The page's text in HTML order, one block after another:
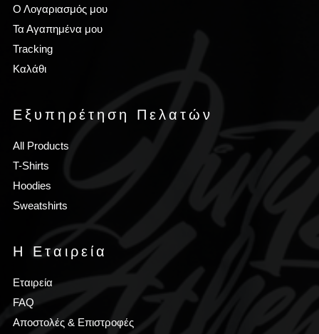
Ο Λογαριασμός μου
Τα Αγαπημένα μου
Tracking
Καλάθι
Εξυπηρέτηση Πελατών
All Products
T-Shirts
Hoodies
Sweatshirts
Η Εταιρεία
Εταιρεία
FAQ
Αποστολές & Επιστροφές